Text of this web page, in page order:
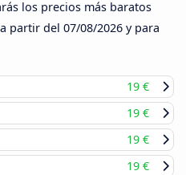
los precios más baratos
partir del 07/08/2026 y para
19 €
19 €
19 €
19 €